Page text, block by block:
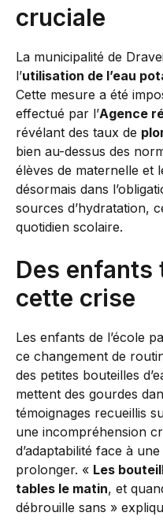
cruciale
La municipalité de
l’utilisation de l’eau
Cette mesure a été
effectué par l’Agence
révélant des taux de
bien au-dessus des
élèves de maternelle et
désormais dans
sources d’hydratation,
quotidien scolaire.
Des enfants
cette crise
Les enfants de l’école
ce changement de
des petites bouteilles
mettent des gourdes
témoignages recueillis
une incompréhension
d’adaptabilité face à
prolonger. « Les
tables le matin, et
débrouille sans »